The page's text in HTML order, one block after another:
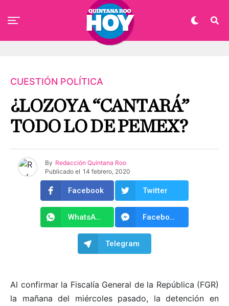
CUESTIÓN POLÍTICA
¿LOZOYA “CANTARÁ”
TODO LO DE PEMEX?
By Redacción Quintana Roo
Publicado el 14 febrero, 2020
Facebook Twitter
WhatsApp Facebook Messenger
Telegram
Al confirmar la Fiscalía General de la República (FGR)
la mañana del miércoles pasado, la detención en